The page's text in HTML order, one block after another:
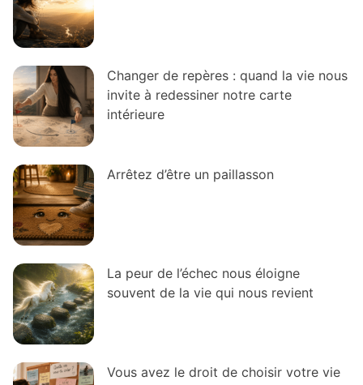
Changer de repères : quand la vie nous
invite à redessiner notre carte
intérieure
Arrêtez d’être un paillasson
La peur de l’échec nous éloigne
souvent de la vie qui nous revient
Vous avez le droit de choisir votre vie